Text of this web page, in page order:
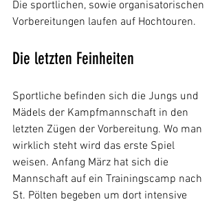
Die sportlichen, sowie organisatorischen
Vorbereitungen laufen auf Hochtouren.
Die letzten Feinheiten
Sportliche befinden sich die Jungs und
Mädels der Kampfmannschaft in den
letzten Zügen der Vorbereitung. Wo man
wirklich steht wird das erste Spiel
weisen. Anfang März hat sich die
Mannschaft auf ein Trainingscamp nach
St. Pölten begeben um dort intensive